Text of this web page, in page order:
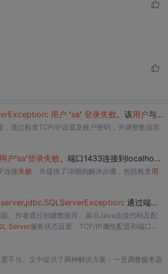
Exception: 用户 'sa' 登录失败。该用户与可信
，通过检查TCP/IP设置及账户密码，并调整数据库
用户'sa'登录失败、端口1433连接到localhost的TCP/IP连接
连接失败 ，并提供了详细的解决步骤，包括检查用
server.jdbc.SQLServerException: 通过端口 1433 ...解决了！
。作者通过创建数据库、展示Java连接代码及配
Server服务状态设置、TCP/IP属性配置和端口启
不当。文中提供了两种解决方案：一是调整服务器